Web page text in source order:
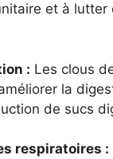
et à lutter
: Les clous
la
de sucs
respiratoires :